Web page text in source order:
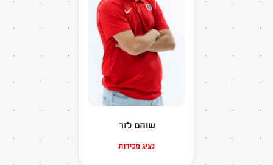
שוהם לזר
נציג מכירות